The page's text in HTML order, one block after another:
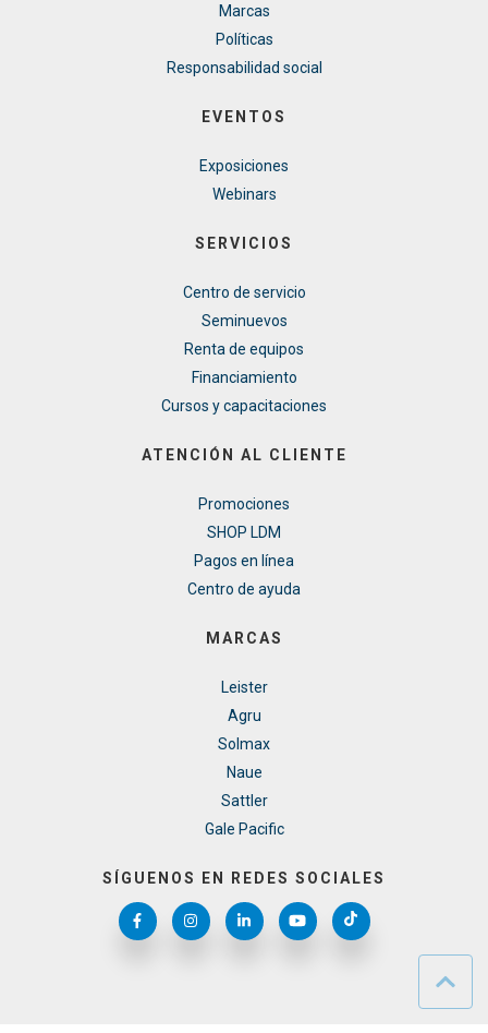
Marcas
Políticas
Responsabilidad social
EVENTOS
Exposiciones
Webinars
SERVICIOS
Centro de servicio
Seminuevos
Renta de equipos
Financiamiento
Cursos y capacitaciones
ATENCIÓN AL CLIENTE
Promociones
SHOP LDM
Pagos en línea
Centro de ayuda
MARCAS
Leister
Agru
Solmax
Naue
Sattler
Gale Pacific
SÍGUENOS EN REDES SOCIALES